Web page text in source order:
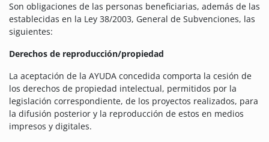
Son obligaciones de las personas beneficiarias, además de las
establecidas en la Ley 38/2003, General de Subvenciones, las
siguientes:
Derechos de reproducción/propiedad
La aceptación de la AYUDA concedida comporta la cesión de
los derechos de propiedad intelectual, permitidos por la
legislación correspondiente, de los proyectos realizados, para
la difusión posterior y la reproducción de estos en medios
impresos y digitales.